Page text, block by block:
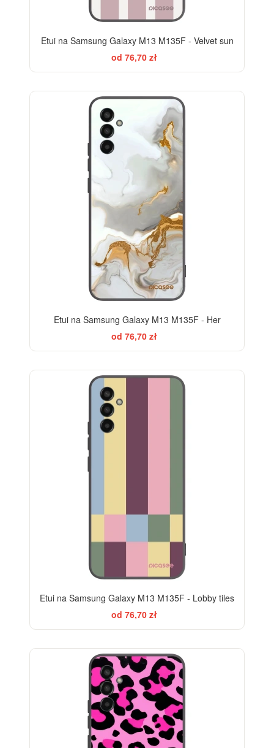
Etui na Samsung Galaxy M13 M135F - Velvet sun
od 76,70 zł
Etui na Samsung Galaxy M13 M135F - Her
od 76,70 zł
Etui na Samsung Galaxy M13 M135F - Lobby tiles
od 76,70 zł